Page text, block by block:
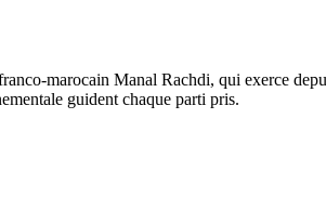
marocain Manal Rachdi, qui exerce
guident chaque parti pris.